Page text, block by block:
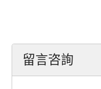
留言咨詢